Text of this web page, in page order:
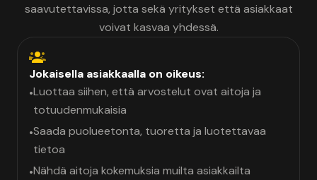
saavutettavissa, jotta sekä yritykset että asiakkaat
voivat kasvaa yhdessä.
Jokaisella asiakkaalla on oikeus:
•Luottaa siihen, että arvostelut ovat aitoja ja
totuudenmukaisia
•Saada puolueetonta, tuoretta ja luotettavaa
tietoa
•Nähdä aitoja kokemuksia muilta asiakkailta